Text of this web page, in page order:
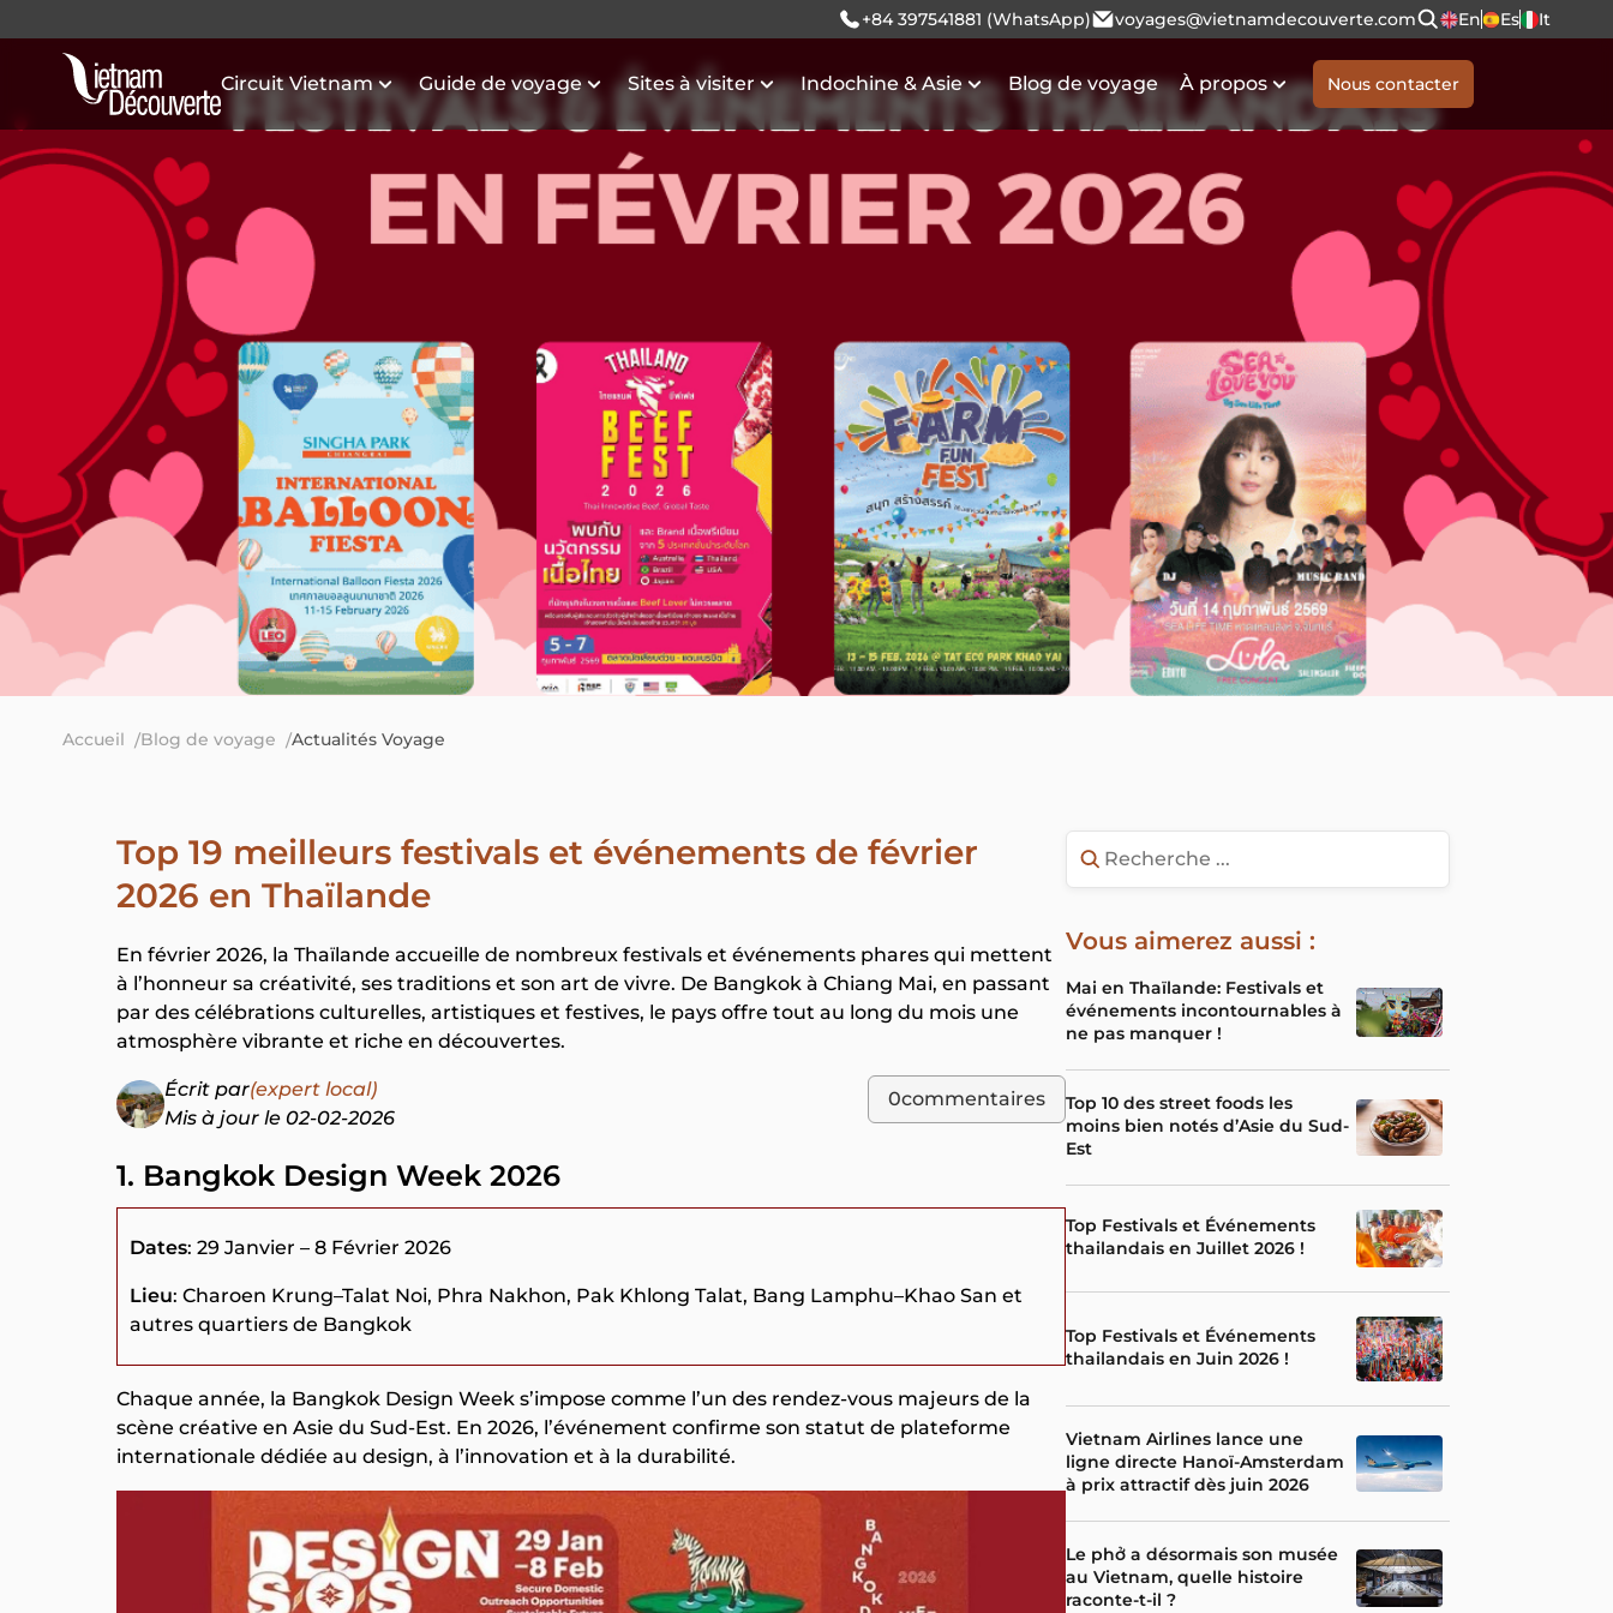
+84 397541881 (WhatsApp) voyages@vietnamdecouverte.com En Es It
Circuit Vietnam Guide de voyage Sites à visiter Indochine & Asie Blog de voyage À propos Nous contacter
Accueil Blog de voyage Actualités Voyage
Top 19 meilleurs festivals et événements de février
2026 en Thaïlande
En février 2026, la Thaïlande accueille de nombreux festivals et événements phares qui mettent
à l’honneur sa créativité, ses traditions et son art de vivre. De Bangkok à Chiang Mai, en passant
par des célébrations culturelles, artistiques et festives, le pays offre tout au long du mois une
atmosphère vibrante et riche en découvertes.
Écrit par(expert local)
Mis à jour le 02-02-2026
0commentaires
1. Bangkok Design Week 2026
Dates: 29 Janvier – 8 Février 2026
Lieu: Charoen Krung–Talat Noi, Phra Nakhon, Pak Khlong Talat, Bang Lamphu–Khao San et
autres quartiers de Bangkok​​
Chaque année, la Bangkok Design Week s’impose comme l’un des rendez‑vous majeurs de la
scène créative en Asie du Sud‑Est. En 2026, l’événement confirme son statut de plateforme
internationale dédiée au design, à l’innovation et à la durabilité.
Vous aimerez aussi :
Mai en Thaïlande: Festivals et
événements incontournables à
ne pas manquer !
Top 10 des street foods les
moins bien notés d’Asie du Sud-
Est
Top Festivals et Événements
thailandais en Juillet 2026 !
Top Festivals et Événements
thailandais en Juin 2026 !
Vietnam Airlines lance une
ligne directe Hanoï-Amsterdam
à prix attractif dès juin 2026
Le phở a désormais son musée
au Vietnam, quelle histoire
raconte-t-il ?